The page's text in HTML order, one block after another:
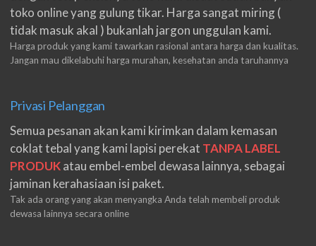
toko online yang gulung tikar. Harga sangat miring (
tidak masuk akal ) bukanlah jargon unggulan kami.
Harga produk yang kami tawarkan rasional antara harga dan kualitas.
Jangan mau dikelabuhi harga murahan, kesehatan anda taruhannya
Privasi Pelanggan
Semua pesanan akan kami kirimkan dalam kemasan
coklat tebal yang kami lapisi perekat TANPA LABEL
PRODUKatau embel-embel dewasa lainnya, sebagai
jaminan kerahasiaan isi paket.
Tak ada orang yang akan menyangka Anda telah membeli produk
dewasa lainnya secara online